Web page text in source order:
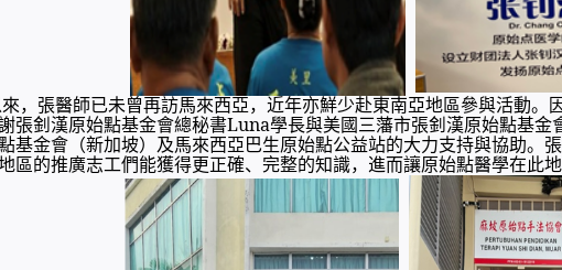
，張醫師已未曾再訪馬來西亞，近年亦鮮少赴東南亞地區參與活動。
張釗漢原始點基金會總秘書Luna學長與美國三藩市張釗漢原始點基
基金會（新加坡）及馬來西亞巴生原始點公益站的大力支持與協助。
區的推廣志工們能獲得更正確、完整的知識，進而讓原始點醫學在此